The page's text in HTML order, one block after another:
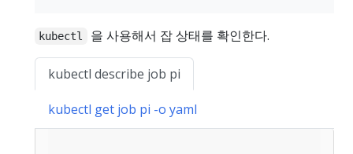
kubectl 을 사용해서 잡 상태를 확인한다.
kubectl describe job pi
kubectl get job pi -o yaml